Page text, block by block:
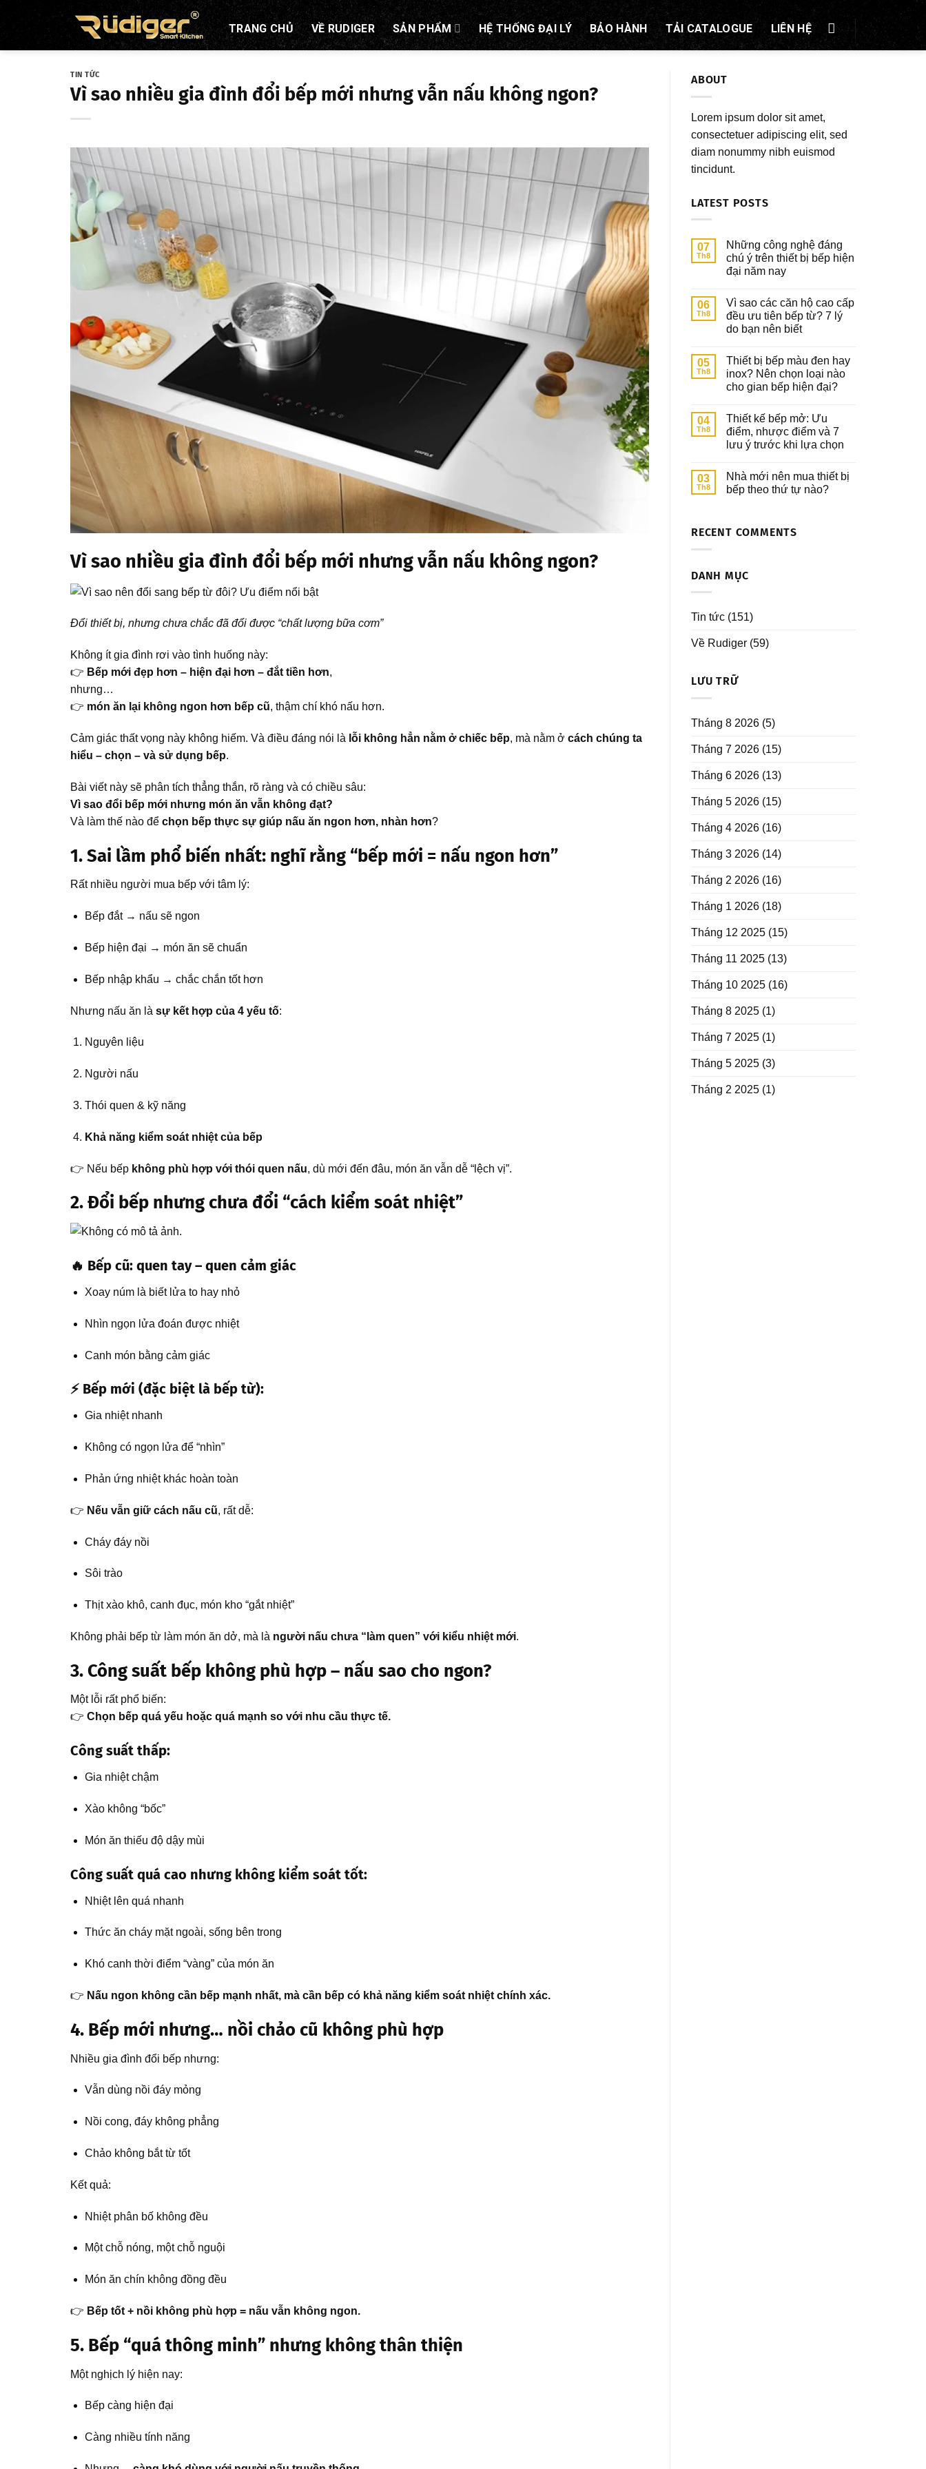
TRANG CHỦ VỀ RUDIGER SẢN PHẨM HỆ THỐNG ĐẠI LÝ BẢO HÀNH TẢI CATALOGUE LIÊN HỆ
TIN TỨC
Vì sao nhiều gia đình đổi bếp mới nhưng vẫn nấu không ngon?
Vì sao nhiều gia đình đổi bếp mới nhưng vẫn nấu không ngon?
Đổi thiết bị, nhưng chưa chắc đã đổi được “chất lượng bữa cơm”
Không ít gia đình rơi vào tình huống này:
👉 Bếp mới đẹp hơn – hiện đại hơn – đắt tiền hơn,
nhưng…
👉 món ăn lại không ngon hơn bếp cũ, thậm chí khó nấu hơn.
Cảm giác thất vọng này không hiếm. Và điều đáng nói là lỗi không hẳn nằm ở chiếc bếp, mà nằm ở cách chúng ta
hiểu – chọn – và sử dụng bếp.
Bài viết này sẽ phân tích thẳng thắn, rõ ràng và có chiều sâu:
Vì sao đổi bếp mới nhưng món ăn vẫn không đạt?
Và làm thế nào để chọn bếp thực sự giúp nấu ăn ngon hơn, nhàn hơn?
1. Sai lầm phổ biến nhất: nghĩ rằng “bếp mới = nấu ngon hơn”
Rất nhiều người mua bếp với tâm lý:
Bếp đắt → nấu sẽ ngon
Bếp hiện đại → món ăn sẽ chuẩn
Bếp nhập khẩu → chắc chắn tốt hơn
Nhưng nấu ăn là sự kết hợp của 4 yếu tố:
Nguyên liệu
Người nấu
Thói quen & kỹ năng
Khả năng kiểm soát nhiệt của bếp
👉 Nếu bếp không phù hợp với thói quen nấu, dù mới đến đâu, món ăn vẫn dễ “lệch vị”.
2. Đổi bếp nhưng chưa đổi “cách kiểm soát nhiệt”
🔥 Bếp cũ: quen tay – quen cảm giác
Xoay núm là biết lửa to hay nhỏ
Nhìn ngọn lửa đoán được nhiệt
Canh món bằng cảm giác
⚡ Bếp mới (đặc biệt là bếp từ):
Gia nhiệt nhanh
Không có ngọn lửa để “nhìn”
Phản ứng nhiệt khác hoàn toàn
👉 Nếu vẫn giữ cách nấu cũ, rất dễ:
Cháy đáy nồi
Sôi trào
Thịt xào khô, canh đục, món kho “gắt nhiệt”
Không phải bếp từ làm món ăn dở, mà là người nấu chưa “làm quen” với kiểu nhiệt mới.
3. Công suất bếp không phù hợp – nấu sao cho ngon?
Một lỗi rất phổ biến:
👉 Chọn bếp quá yếu hoặc quá mạnh so với nhu cầu thực tế.
Công suất thấp:
Gia nhiệt chậm
Xào không “bốc”
Món ăn thiếu độ dậy mùi
Công suất quá cao nhưng không kiểm soát tốt:
Nhiệt lên quá nhanh
Thức ăn cháy mặt ngoài, sống bên trong
Khó canh thời điểm “vàng” của món ăn
👉 Nấu ngon không cần bếp mạnh nhất, mà cần bếp có khả năng kiểm soát nhiệt chính xác.
4. Bếp mới nhưng… nồi chảo cũ không phù hợp
Nhiều gia đình đổi bếp nhưng:
Vẫn dùng nồi đáy mỏng
Nồi cong, đáy không phẳng
Chảo không bắt từ tốt
Kết quả:
Nhiệt phân bố không đều
Một chỗ nóng, một chỗ nguội
Món ăn chín không đồng đều
👉 Bếp tốt + nồi không phù hợp = nấu vẫn không ngon.
5. Bếp “quá thông minh” nhưng không thân thiện
Một nghịch lý hiện nay:
Bếp càng hiện đại
Càng nhiều tính năng
ABOUT
Lorem ipsum dolor sit amet,
consectetuer adipiscing elit, sed
diam nonummy nibh euismod
tincidunt.
LATEST POSTS
07
Th8
Những công nghệ đáng
chú ý trên thiết bị bếp hiện
đại năm nay
06
Th8
Vì sao các căn hộ cao cấp
đều ưu tiên bếp từ? 7 lý
do bạn nên biết
05
Th8
Thiết bị bếp màu đen hay
inox? Nên chọn loại nào
cho gian bếp hiện đại?
04
Th8
Thiết kế bếp mở: Ưu
điểm, nhược điểm và 7
lưu ý trước khi lựa chọn
03
Th8
Nhà mới nên mua thiết bị
bếp theo thứ tự nào?
RECENT COMMENTS
DANH MỤC
Tin tức (151)
Về Rudiger (59)
LƯU TRỮ
Tháng 8 2026 (5)
Tháng 7 2026 (15)
Tháng 6 2026 (13)
Tháng 5 2026 (15)
Tháng 4 2026 (16)
Tháng 3 2026 (14)
Tháng 2 2026 (16)
Tháng 1 2026 (18)
Tháng 12 2025 (15)
Tháng 11 2025 (13)
Tháng 10 2025 (16)
Tháng 8 2025 (1)
Tháng 7 2025 (1)
Tháng 5 2025 (3)
Tháng 2 2025 (1)